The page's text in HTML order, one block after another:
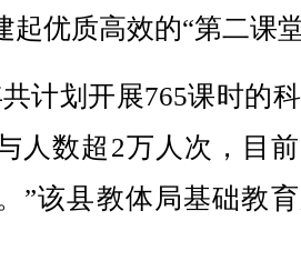
起优质高效的“第二课
划开展765课时的
人数超2万人次，目
”该县教体局基础教